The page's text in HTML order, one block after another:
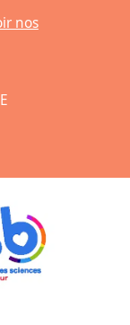
nos